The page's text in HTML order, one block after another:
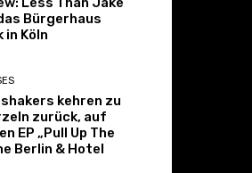
Bürgerhaus
Köln
kehren zu
zurück, auf
EP „Pull Up The
Berlin & Hotel